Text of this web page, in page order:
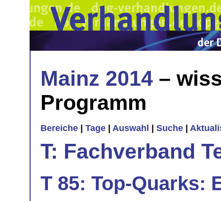
Mainz 2014 –
Programm
Bereiche Tage Auswahl Suche
T: Fachverband
T 85: Top-Quarks: